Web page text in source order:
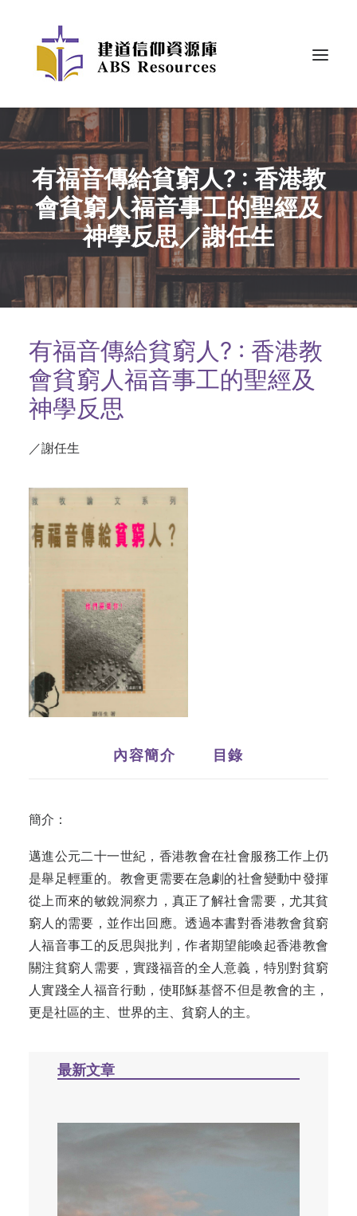
有福音傳給貧窮人? : 香港教
會貧窮人福音事工的聖經及
神學反思／謝任生
有福音傳給貧窮人? : 香港教
會貧窮人福音事工的聖經及
神學反思
／謝任生
內容簡介 目錄
簡介：
邁進公元二十一世紀，香港教會在社會服務工作上仍
是舉足輕重的。教會更需要在急劇的社會變動中發揮
從上而來的敏銳洞察力，真正了解社會需要，尤其貧
窮人的需要，並作出回應。透過本書對香港教會貧窮
人福音事工的反思與批判，作者期望能喚起香港教會
關注貧窮人需要，實踐福音的全人意義，特別對貧窮
人實踐全人福音行動，使耶穌基督不但是教會的主，
更是社區的主、世界的主、貧窮人的主。
最新文章